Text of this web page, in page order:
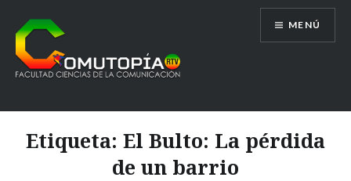
contenido
Comutopía RTV
MENÚ
Etiqueta: El Bulto: La pérdida
de un barrio